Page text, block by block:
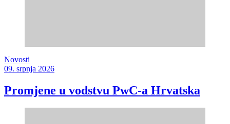
Novosti
09. srpnja 2026
Promjene u vodstvu PwC-a Hrvatska